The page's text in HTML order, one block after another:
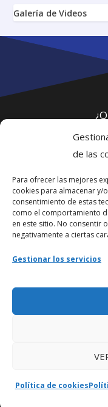
de las
Para ofrecer las mejores
cookies para almacenar y/
consentimiento de estas
como el comportamiento
en este sitio. No consentir
negativamente a ciertas
Gestionar los servicios
Política de cookies
Galería de Videos
Webmaster
Nuestro e-mail:
Ir al